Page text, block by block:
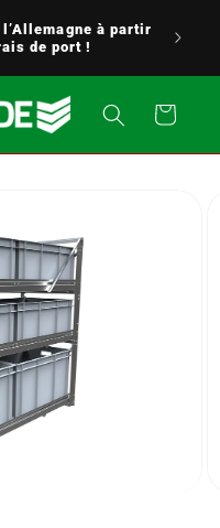
7 – Nous sommes
0176 / 5349 0176
Panier